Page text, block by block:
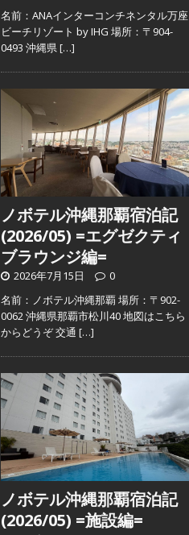
名前：ANAインターコンチネンタル万座
ビーチリゾート by IHG 場所：〒904-
0493 沖縄県[…]
ノボテル沖縄那覇宿泊記
(2026/05) =エグゼクティ
ブラウンジ編=
2026年7月15日
0
名前：ノボテル沖縄那覇 場所：〒902-
0062 沖縄県那覇市松川40 地図はこちら
からどうぞ 交通 […]
ノボテル沖縄那覇宿泊記
(2026/05) =施設編=